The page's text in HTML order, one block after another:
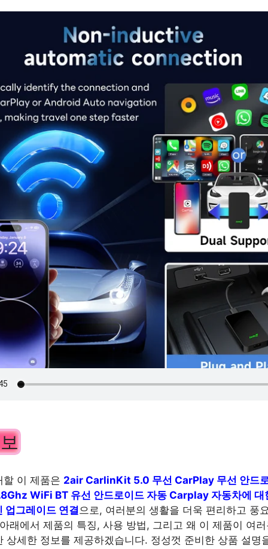
할 이 제품은 2air CarlinKit 5.0 무선 CarPlay 무선 안드
WiFi BT 유선 안드로이드 자동 Carplay 자동차에 대
업그레이드 연결으로, 여러분의 생활을 더욱 편리하고 풍
래에서 제품의 특징, 사용 방법, 그리고 왜 이 제품이 여
상세한 정보를 제공하겠습니다. 정성껏 준비한 상품 설명